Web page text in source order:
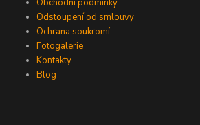
Obchodní podmínky
Odstoupení od smlouvy
Ochrana soukromí
Fotogalerie
Kontakty
Blog